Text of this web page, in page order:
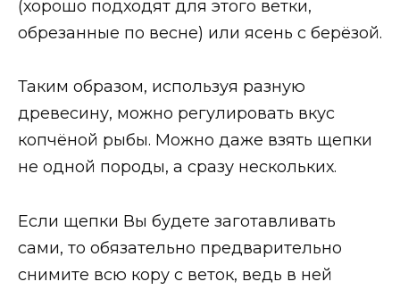
(хорошо подходят для этого ветки,
обрезанные по весне) или ясень с берёзой.
Таким образом, используя разную
древесину, можно регулировать вкус
копчёной рыбы. Можно даже взять щепки
не одной породы, а сразу нескольких.
Если щепки Вы будете заготавливать
сами, то обязательно предварительно
снимите всю кору с веток, ведь в ней